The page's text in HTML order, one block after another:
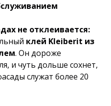
не отклеивается:
клей Kleiberit из
. Он дороже
и чуть дольше сохнет,
служат более 20